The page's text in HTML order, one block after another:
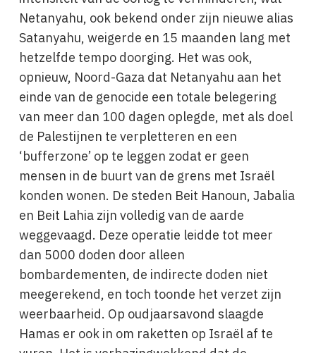
Netanyahu, ook bekend onder zijn nieuwe alias
Satanyahu, weigerde en 15 maanden lang met
hetzelfde tempo doorging. Het was ook,
opnieuw, Noord-Gaza dat Netanyahu aan het
einde van de genocide een totale belegering
van meer dan 100 dagen oplegde, met als doel
de Palestijnen te verpletteren en een
‘bufferzone’ op te leggen zodat er geen
mensen in de buurt van de grens met Israël
konden wonen. De steden Beit Hanoun, Jabalia
en Beit Lahia zijn volledig van de aarde
weggevaagd. Deze operatie leidde tot meer
dan 5000 doden door alleen
bombardementen, de indirecte doden niet
meegerekend, en toch toonde het verzet zijn
weerbaarheid. Op oudjaarsavond slaagde
Hamas er ook in om raketten op Israël af te